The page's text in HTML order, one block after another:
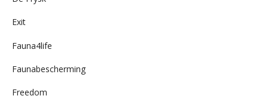
Exit
Fauna4life
Faunabescherming
Freedom